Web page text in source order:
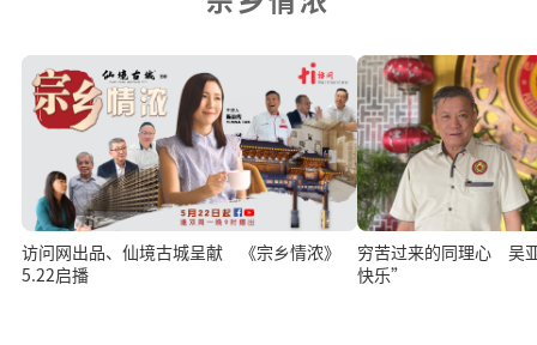
访问网出品、仙境古城呈献 《宗乡情浓》
5.22启播
穷苦过来的同理心 吴
快乐”